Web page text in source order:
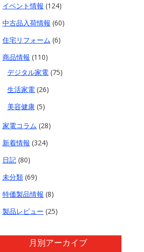
イベント情報 (124)
中古品入荷情報 (60)
住宅リフォーム (6)
商品情報 (110)
デジタル家電(75)
生活家電(26)
美容健康(5)
家電コラム (28)
新着情報 (324)
日記(80)
未分類(69)
特価製品情報 (8)
製品レビュー (25)
月別アーカイブ